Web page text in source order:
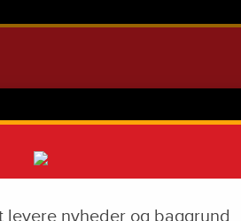
levere nyheder og baggrund